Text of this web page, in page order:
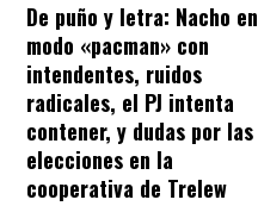
De puño y letra: Nacho en
modo «pacman» con
intendentes, ruidos
radicales, el PJ intenta
contener, y dudas por las
elecciones en la
cooperativa de Trelew